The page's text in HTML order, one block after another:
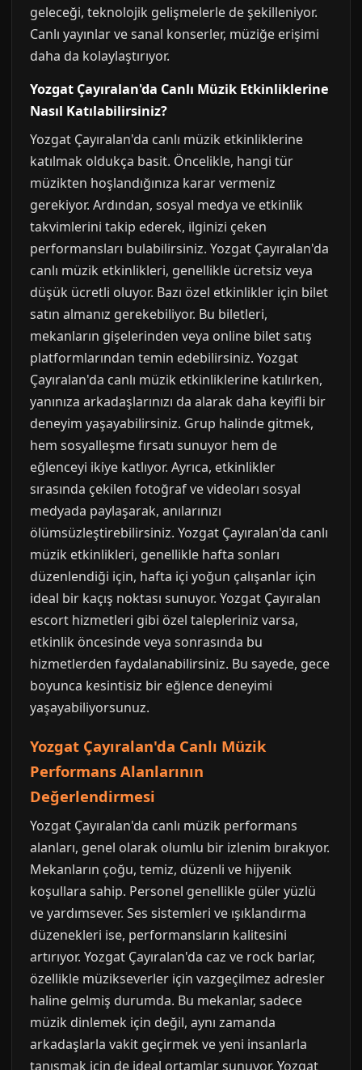
geleceği, teknolojik gelişmelerle de şekilleniyor.
Canlı yayınlar ve sanal konserler, müziğe erişimi
daha da kolaylaştırıyor.
Yozgat Çayıralan'da Canlı Müzik Etkinliklerine
Nasıl Katılabilirsiniz?
Yozgat Çayıralan'da canlı müzik etkinliklerine
katılmak oldukça basit. Öncelikle, hangi tür
müzikten hoşlandığınıza karar vermeniz
gerekiyor. Ardından, sosyal medya ve etkinlik
takvimlerini takip ederek, ilginizi çeken
performansları bulabilirsiniz. Yozgat Çayıralan'da
canlı müzik etkinlikleri, genellikle ücretsiz veya
düşük ücretli oluyor. Bazı özel etkinlikler için bilet
satın almanız gerekebiliyor. Bu biletleri,
mekanların gişelerinden veya online bilet satış
platformlarından temin edebilirsiniz. Yozgat
Çayıralan'da canlı müzik etkinliklerine katılırken,
yanınıza arkadaşlarınızı da alarak daha keyifli bir
deneyim yaşayabilirsiniz. Grup halinde gitmek,
hem sosyalleşme fırsatı sunuyor hem de
eğlenceyi ikiye katlıyor. Ayrıca, etkinlikler
sırasında çekilen fotoğraf ve videoları sosyal
medyada paylaşarak, anılarınızı
ölümsüzleştirebilirsiniz. Yozgat Çayıralan'da canlı
müzik etkinlikleri, genellikle hafta sonları
düzenlendiği için, hafta içi yoğun çalışanlar için
ideal bir kaçış noktası sunuyor. Yozgat Çayıralan
escort hizmetleri gibi özel talepleriniz varsa,
etkinlik öncesinde veya sonrasında bu
hizmetlerden faydalanabilirsiniz. Bu sayede, gece
boyunca kesintisiz bir eğlence deneyimi
yaşayabiliyorsunuz.
Yozgat Çayıralan'da Canlı Müzik
Performans Alanlarının
Değerlendirmesi
Yozgat Çayıralan'da canlı müzik performans
alanları, genel olarak olumlu bir izlenim bırakıyor.
Mekanların çoğu, temiz, düzenli ve hijyenik
koşullara sahip. Personel genellikle güler yüzlü
ve yardımsever. Ses sistemleri ve ışıklandırma
düzenekleri ise, performansların kalitesini
artırıyor. Yozgat Çayıralan'da caz ve rock barlar,
özellikle müzikseverler için vazgeçilmez adresler
haline gelmiş durumda. Bu mekanlar, sadece
müzik dinlemek için değil, aynı zamanda
arkadaşlarla vakit geçirmek ve yeni insanlarla
tanışmak için de ideal ortamlar sunuyor. Yozgat